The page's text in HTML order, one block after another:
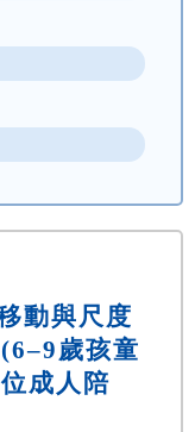
動與尺度
歲孩童
成人陪